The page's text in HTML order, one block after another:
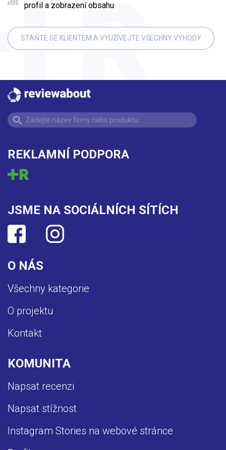
profil a zobrazení obsahu
STAŇTE SE KLIENTEM A VYUŽÍVEJTE VŠECHNY VÝHODY
O NÁS
Všechny kategorie
O projektu
Kontakt
KOMUNITA
Napsat recenzi
Napsat stížnost
Instagram Stories na webové stránce
REKLAMNÍ PODPORA
JSME NA SOCIÁLNÍCH SÍTÍCH